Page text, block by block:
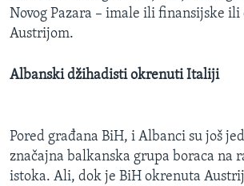
Novog Pazara – imale ili finansijske ili
Austrijom.
Albanski džihadisti okrenuti Italiji
Pored građana BiH, i Albanci su još
značajna balkanska grupa boraca na
istoka. Ali, dok je BiH okrenuta